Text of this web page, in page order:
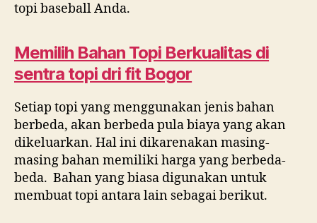
topi baseball Anda.
Memilih Bahan Topi Berkualitas di
sentra topi dri fit Bogor
Setiap topi yang menggunakan jenis bahan
berbeda, akan berbeda pula biaya yang akan
dikeluarkan. Hal ini dikarenakan masing-
masing bahan memiliki harga yang berbeda-
beda. Bahan yang biasa digunakan untuk
membuat topi antara lain sebagai berikut.